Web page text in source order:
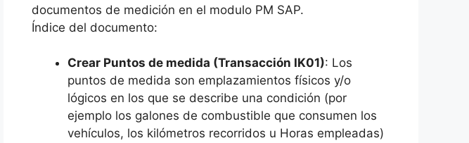
documentos de medición en el modulo PM SAP.
Índice del documento:
Crear Puntos de medida (Transacción IK01): Los
puntos de medida son emplazamientos físicos y/o
lógicos en los que se describe una condición (por
ejemplo los galones de combustible que consumen los
vehículos, los kilómetros recorridos u Horas empleadas)